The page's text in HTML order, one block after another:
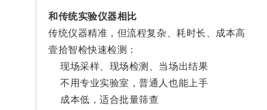
和传统实验仪器相比
传统仪器精准，但流程复杂、耗时长、成本高
壹拾智检快速检测：
现场采样、现场检测、当场出结果
不用专业实验室，普通人也能上手
成本低，适合批量筛查